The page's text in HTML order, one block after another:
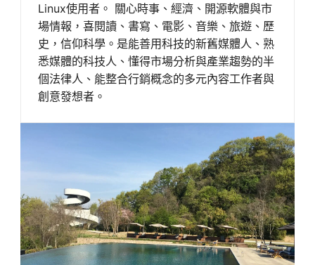
Linux使用者。 關心時事、經濟、開源軟體與市
場情報，喜閱讀、書寫、電影、音樂、旅遊、歷
史，信仰科學。是能善用科技的新舊媒體人、熟
悉媒體的科技人、懂得市場分析與產業趨勢的半
個法律人、能整合行銷概念的多元內容工作者與
創意發想者。